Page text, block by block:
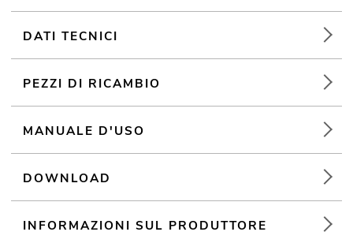
Uscite XLR simmetriche e prese RCA
Uscita record, indipendente dal master
Per campi di applicazione come, ad esempio,: Sala da feste; DJ
mobili/Intrattenitori solisti; Uso mobile
DATI TECNICI
PEZZI DI RICAMBIO
MANUALE D'USO
DOWNLOAD
INFORMAZIONI SUL PRODUTTORE